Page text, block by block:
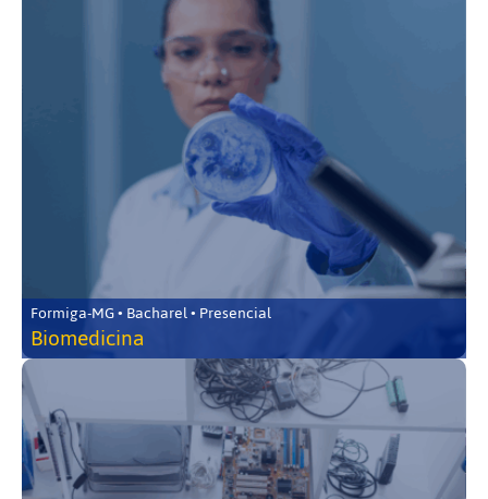
Formiga-MG • Bacharel • Presencial
Biomedicina